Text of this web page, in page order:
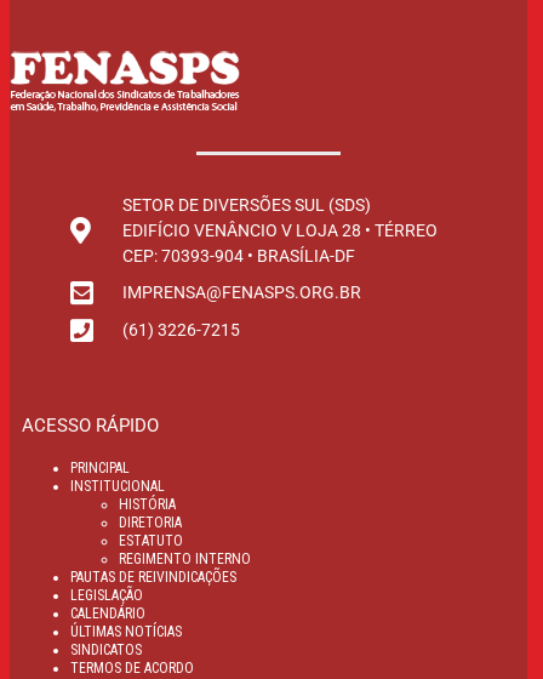
SETOR DE DIVERSÕES SUL (SDS)
EDIFÍCIO VENÂNCIO V LOJA 28 • TÉRREO
CEP: 70393-904 • BRASÍLIA-DF
IMPRENSA@FENASPS.ORG.BR
(61) 3226-7215
ACESSO RÁPIDO
PRINCIPAL
INSTITUCIONAL
HISTÓRIA
DIRETORIA
ESTATUTO
REGIMENTO INTERNO
PAUTAS DE REIVINDICAÇÕES
LEGISLAÇÃO
CALENDÁRIO
ÚLTIMAS NOTÍCIAS
SINDICATOS
TERMOS DE ACORDO